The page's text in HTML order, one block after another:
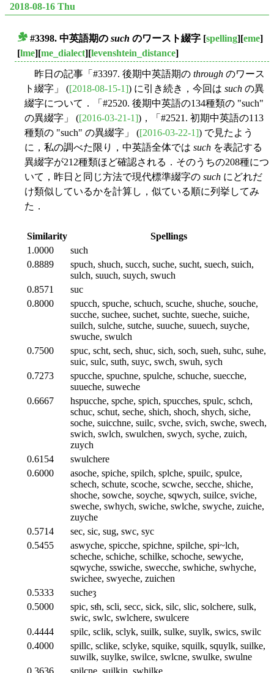
2018-08-16 Thu
#3398. 中英語期の such のワースト綴字 [spelling][eme]
[lme][me_dialect][levenshtein_distance]
昨日の記事「#3397. 後期中英語期の through のワース
ト綴字」 ([2018-08-15-1]) に引き続き，今回は such の異
綴字について．「#2520. 後期中英語の134種類の "such"
の異綴字」 ([2016-03-21-1])，「#2521. 初期中英語の113
種類の "such" の異綴字」 ([2016-03-22-1]) で見たよう
に，私の調べた限り，中英語全体では such を表記する
異綴字が212種類ほど確認される．そのうちの208種につ
いて，昨日と同じ方法で現代標準綴字の such にどれだ
け類似しているかを計算し，似ている順に列挙してみ
た．
Similarity
Spellings
1.0000
such
0.8889
sƿuch, shuch, succh, suche, sucht, suech, suich,
sulch, suuch, suych, swuch
0.8571
suc
0.8000
sƿucch, sƿuche, schuch, scuche, shuche, souche,
sucche, suchee, suchet, suchte, sueche, suiche,
suilch, sulche, sutche, suuche, suuech, suyche,
swuche, swulch
0.7500
sƿuc, scht, sech, shuc, sich, soch, sueh, suhc, suhe,
suic, sulc, suth, suyc, swch, swuh, sych
0.7273
sƿucche, sƿuchne, sƿulche, schuche, suecche,
suueche, suweche
0.6667
hsƿucche, sƿche, sƿich, sƿucches, sƿulc, schch,
schuc, schut, seche, shich, shoch, shych, siche,
soche, suicchne, suilc, svche, svich, swche, swech,
swich, swlch, swulchen, swych, syche, zuich,
zuych
0.6154
swulchere
0.6000
asoche, sƿiche, sƿilch, sƿlche, sƿuilc, sƿulce,
schech, schute, scoche, scwche, secche, shiche,
shoche, sowche, soyche, sqwych, suilce, sviche,
sweche, swhych, swiche, swlche, swyche, zuiche,
zuyche
0.5714
sec, sic, sug, swc, syc
0.5455
aswyche, sƿicche, sƿichne, sƿilche, sƿi~lch,
scheche, schiche, schilke, schoche, sewyche,
sqwyche, sswiche, swecche, swhiche, swhyche,
swichee, swyeche, zuichen
0.5333
sucheȝ
0.5000
sƿic, sɩͨh, scli, secc, sick, silc, slic, solchere, sulk,
swic, swlc, swlchere, swulcere
0.4444
sƿilc, sclik, sclyk, suilk, sulke, suylk, swics, swilc
0.4000
sƿillc, sclike, sclyke, squike, squilk, squylk, suilke,
suwilk, suylke, swilce, swlcne, swulke, swulne
0.3636
sƿilcne, suilkin, swhilke